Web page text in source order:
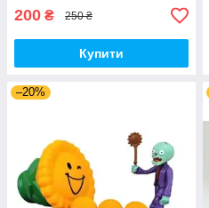
200 ₴ 250 ₴
Купити
–20%